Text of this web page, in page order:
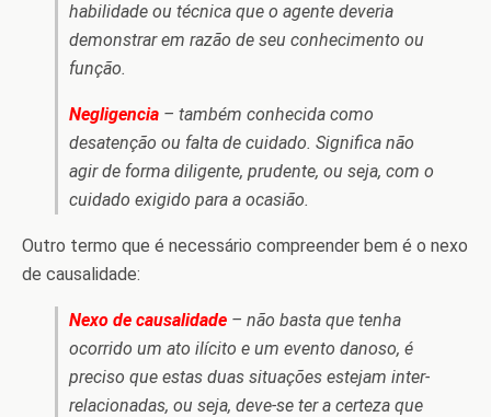
habilidade ou técnica que o agente deveria
demonstrar em razão de seu conhecimento ou
função.
Negligencia – também conhecida como
desatenção ou falta de cuidado. Significa não
agir de forma diligente, prudente, ou seja, com o
cuidado exigido para a ocasião.
Outro termo que é necessário compreender bem é o nexo
de causalidade:
Nexo de causalidade – não basta que tenha
ocorrido um ato ilícito e um evento danoso, é
preciso que estas duas situações estejam inter-
relacionadas, ou seja, deve-se ter a certeza que